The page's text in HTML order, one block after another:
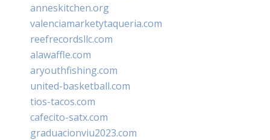
anneskitchen.org
valenciamarketytaqueria.com
reefrecordsllc.com
alawaffle.com
aryouthfishing.com
united-basketball.com
tios-tacos.com
cafecito-satx.com
graduacionviu2023.com